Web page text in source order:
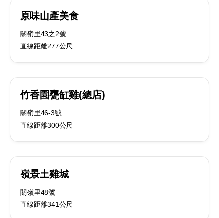
原味山產美食
關嶺里43之2號
直線距離277公尺
竹香園甕缸雞(總店)
關嶺里46-3號
直線距離300公尺
嶺景土雞城
關嶺里48號
直線距離341公尺